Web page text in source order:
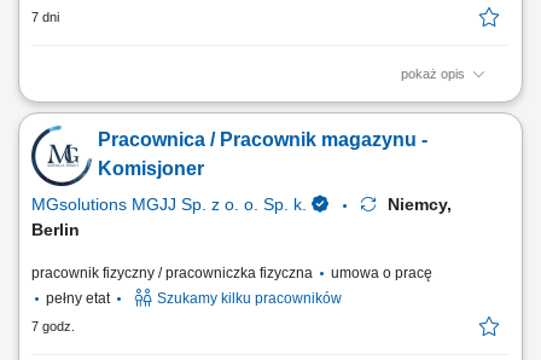
7 dni
pokaż opis
Dołącz do międzynarodowego zespołu magazynowego
odpowiedzialnego za przygotowywanie zamówień online dla jednej z
największych sieci handlowych w Holandii. To oferta dla osób, które
chcą rozpocząć pracę za granicą lub zdobyć doświadczenie w branży
logistycznej. Twoje zadania:...
Pracownica / Pracownik magazynu -
Komisjoner
MGsolutions MGJJ Sp. z o. o. Sp. k.
Niemcy,
Berlin
pracownik fizyczny / pracowniczka fizyczna
umowa o pracę
pełny etat
Szukamy kilku pracowników
7 godz.